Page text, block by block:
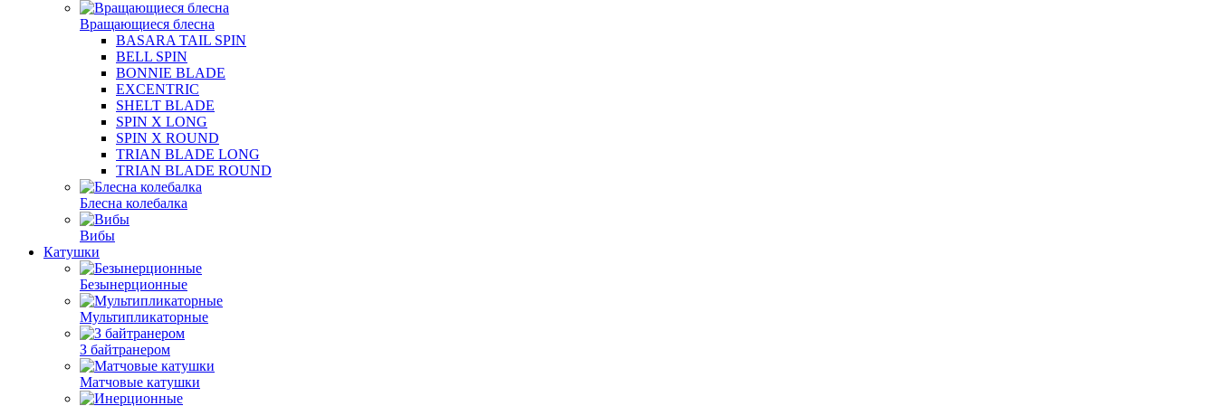
Вращающиеся блесна
BASARA TAIL SPIN
BELL SPIN
BONNIE BLADE
EXCENTRIC
SHELT BLADE
SPIN X LONG
SPIN X ROUND
TRIAN BLADE LONG
TRIAN BLADE ROUND
Блесна колебалка
Вибы
Катушки
Безынерционные
Мультипликаторные
З байтранером
Матчовые катушки